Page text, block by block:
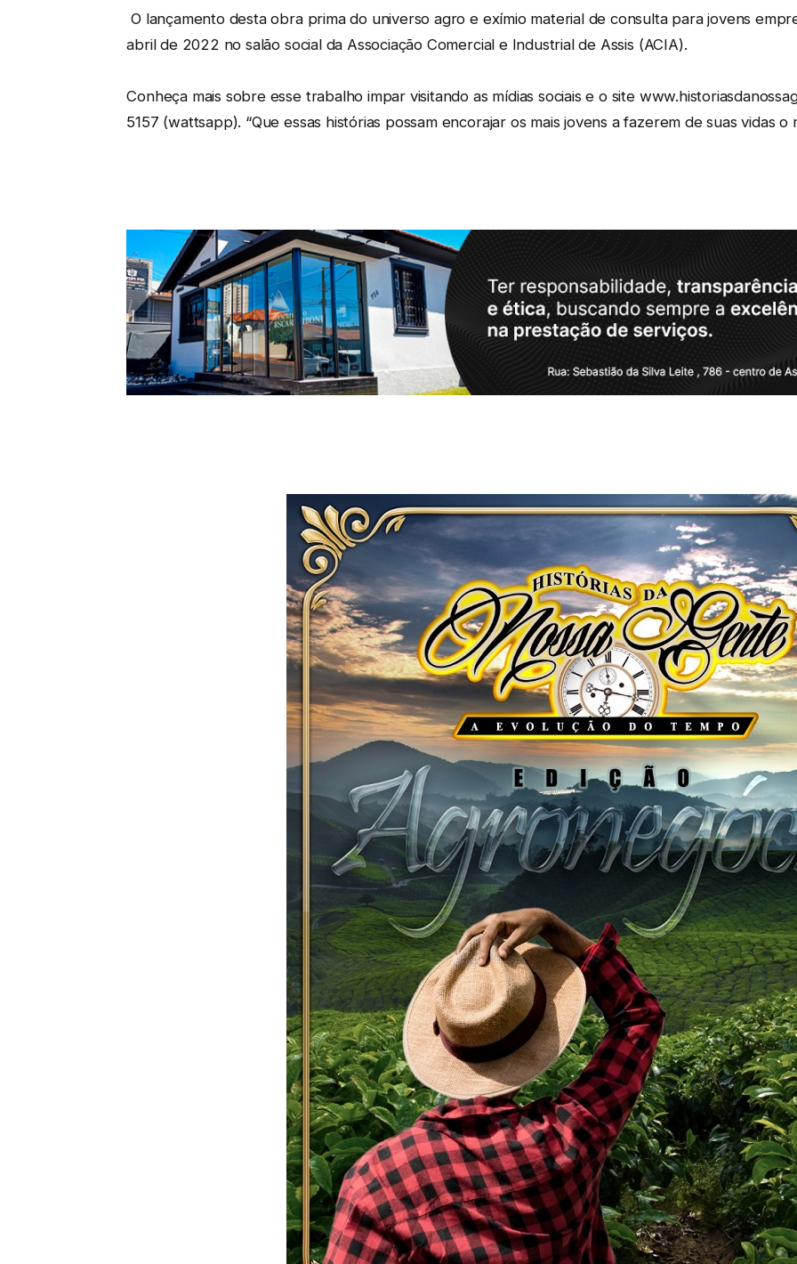
O lançamento desta obra prima do universo agro e exímio material de consulta para jovens
abril de 2022 no salão social da Associação Comercial e Industrial de Assis (ACIA).
Conheça mais sobre esse trabalho impar visitando as mídias sociais e o site
5157 (wattsapp). “Que essas histórias possam encorajar os mais jovens a fazerem de suas vidas o